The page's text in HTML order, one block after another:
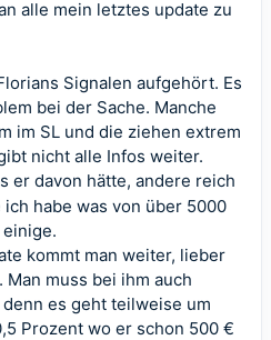
alle mein letztes update zu
Signalen aufgehört. Es
bei der Sache. Manche
im SL und die ziehen extrem
nicht alle Infos weiter.
er davon hätte, andere reich
ich habe was von über 5000
kommt man weiter, lieber
muss bei ihm auch
es geht teilweise um
Prozent wo er schon 500 €